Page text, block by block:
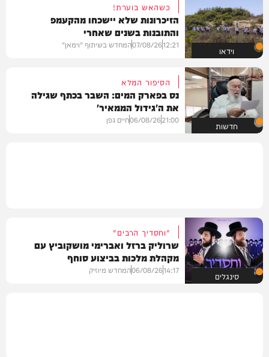
וידאו
כשהאש בוערת!
הזיכרונות שלא יישכחו מהקעמפ
והתובנות בשנים שאחרי
12:21
07/08/26המחדש בשיתוף "וימאן"
חדשות
הסיפור המלא
נס בפארק המים: השבר בכתף שגילה
את ה'גידול הממאיר'
21:00
06/08/26חיים גפן
סינגלים
"וחסדיך הרבים"
שרוליק ברזל ואברימי מושקוביץ עם
מקהלת מלכות בביצוע סוחף
14:17
06/08/26המחדש מיוזיק